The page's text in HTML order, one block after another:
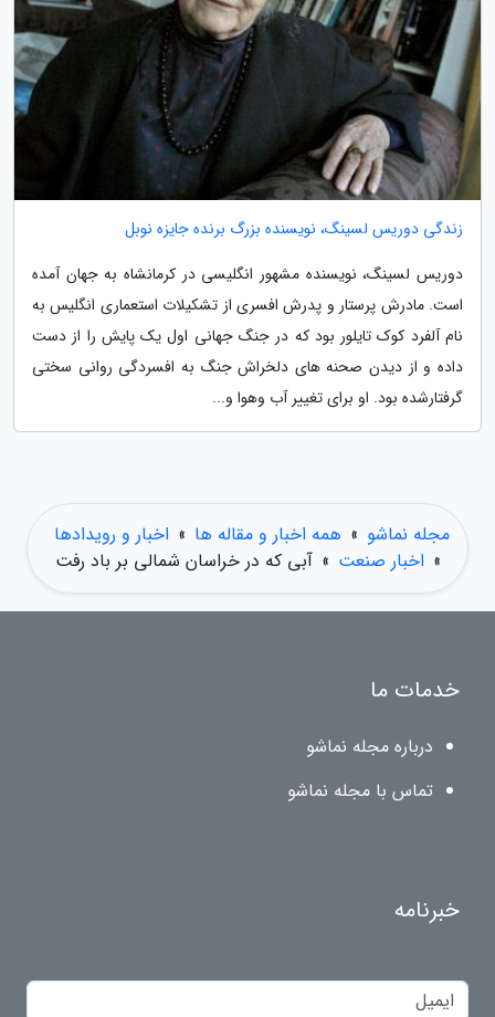
زندگی دوریس لسینگ، نویسنده بزرگ برنده جایزه نوبل
دوریس لسینگ، نویسنده مشهور انگلیسی در کرمانشاه به جهان آمده
است. مادرش پرستار و پدرش افسری از تشکیلات استعماری انگلیس به
نام آلفرد کوک تایلور بود که در جنگ جهانی اول یک پایش را از دست
داده و از دیدن صحنه های دلخراش جنگ به افسردگی روانی سختی
گرفتارشده بود. او برای تغییر آب وهوا و...
مجله نماشو » همه اخبار و مقاله ها » اخبار و رویدادها
» اخبار صنعت » آبی که در خراسان شمالی بر باد رفت
خدمات ما
درباره مجله نماشو
تماس با مجله نماشو
خبرنامه